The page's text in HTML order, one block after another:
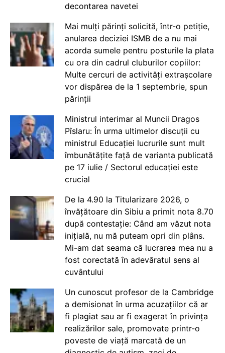
decontarea navetei
Mai mulți părinți solicită, într-o petiție,
anularea deciziei ISMB de a nu mai
acorda sumele pentru posturile la plata
cu ora din cadrul cluburilor copiilor:
Multe cercuri de activități extrașcolare
vor dispărea de la 1 septembrie, spun
părinții
Ministrul interimar al Muncii Dragos
Pîslaru: În urma ultimelor discuții cu
ministrul Educației lucrurile sunt mult
îmbunătățite față de varianta publicată
pe 17 iulie / Sectorul educației este
crucial
De la 4.90 la Titularizare 2026, o
învățătoare din Sibiu a primit nota 8.70
după contestație: Când am văzut nota
inițială, nu mă puteam opri din plâns.
Mi-am dat seama că lucrarea mea nu a
fost corectată în adevăratul sens al
cuvântului
Un cunoscut profesor de la Cambridge
a demisionat în urma acuzațiilor că ar
fi plagiat sau ar fi exagerat în privința
realizărilor sale, promovate printr-o
poveste de viață marcată de un